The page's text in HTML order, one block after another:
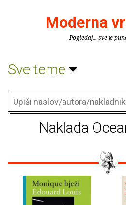
Moderna
Pogledaj... sve je
Sve teme
Naklada